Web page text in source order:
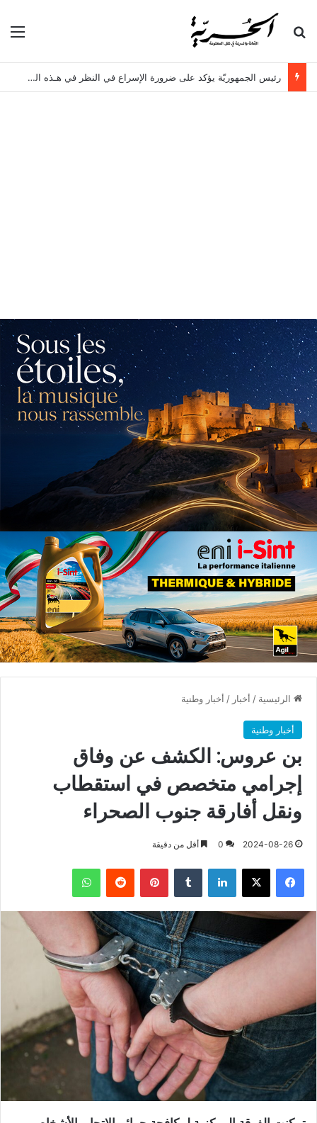
بحث عن
رئيس الجمهوريّة يؤكد على ضرورة الإسراع في النظر في هـذه الملفات
الرئيسية / أخبار / أخبار وطنية
أخبار وطنية
بن عروس: الكشف عن وفاق
إجرامي متخصص في استقطاب
ونقل أفارقة جنوب الصحراء
2024-08-26
0 أقل من دقيقة
فيسبوك X لينكدإن بينتيريست واتساب